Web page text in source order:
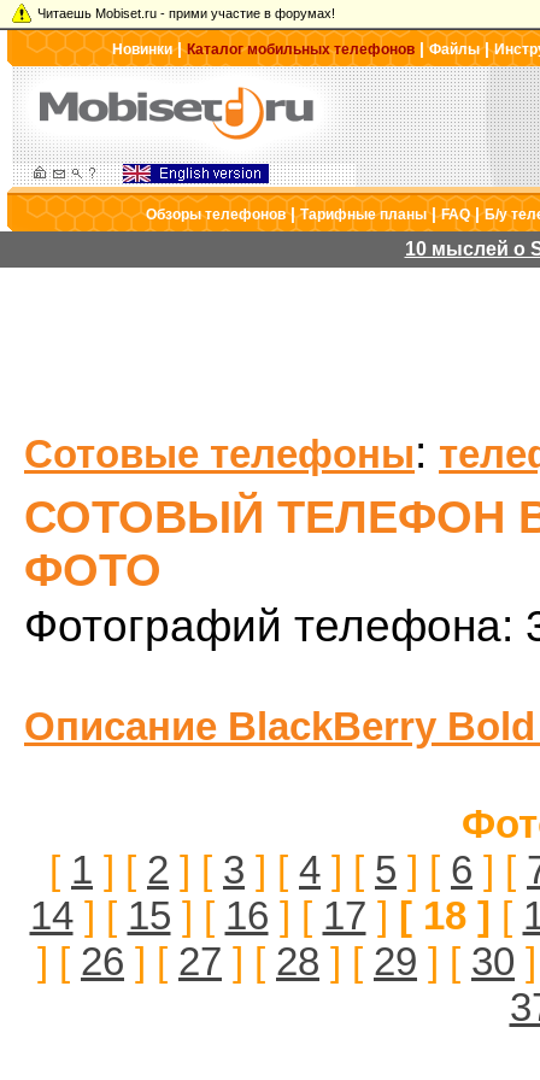
Читаешь Mobiset.ru - прими участие в форумах!
Новинки|Каталог мобильных телефонов |Файлы|
Обзоры телефонов|Тарифные планы|FAQ|Б/у
10 мыслей о
Сотовые телефоны:
СОТОВЫЙ ТЕЛЕФОН
ФОТО
Фотографий телефона:
Описание BlackBerry Bold
[ 1 ] [ 2 ] [ 3 ] [ 4 ] [ 5 ] [ 6 ] [
14] [ 15 ] [ 16 ] [ 17 ] [ 18 ] [
] [ 26 ] [ 27 ] [ 28 ] [ 29 ] [ 30